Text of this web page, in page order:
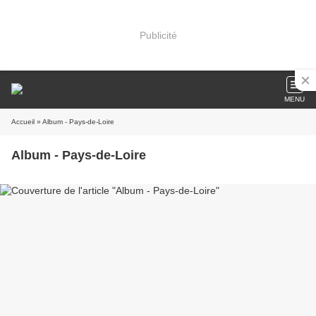
Publicité
MENU
Accueil » Album - Pays-de-Loire
Album - Pays-de-Loire